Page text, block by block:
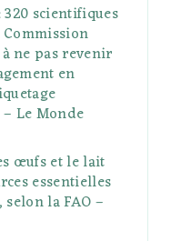
scientifiques
ne pas revenir
en
Le Monde
œufs et le lait
essentielles
la FAO –